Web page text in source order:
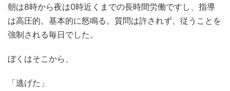
朝は8時から夜は0時近くまでの長時間労働ですし、指導
は高圧的。基本的に怒鳴る。質問は許されず、従うことを
強制される毎日でした。
ぼくはそこから、
「逃げた」